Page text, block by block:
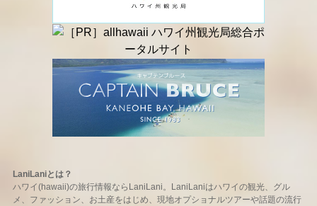
LaniLaniとは？
ハワイ(hawaii)の旅行情報ならLaniLani。LaniLaniはハワイの観光、グル
メ、ファッション、お土産をはじめ、現地オプショナルツアーや話題の流行